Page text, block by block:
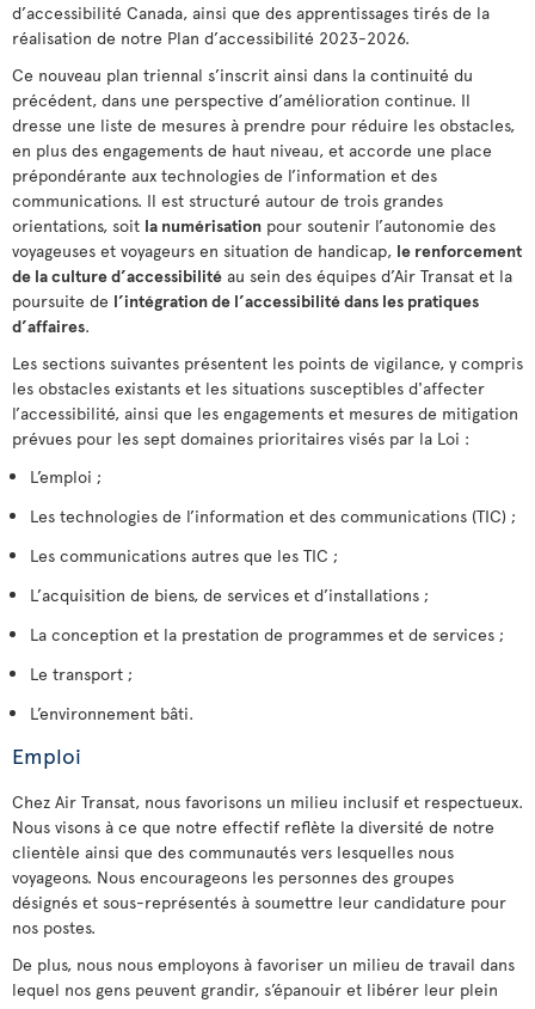
d’accessibilité Canada, ainsi que des apprentissages tirés de la
réalisation de notre Plan d’accessibilité 2023-2026.
Ce nouveau plan triennal s’inscrit ainsi dans la continuité du
précédent, dans une perspective d’amélioration continue. Il
dresse une liste de mesures à prendre pour réduire les obstacles,
en plus des engagements de haut niveau, et accorde une place
prépondérante aux technologies de l’information et des
communications. Il est structuré autour de trois grandes
orientations, soit la numérisation pour soutenir l’autonomie des
voyageuses et voyageurs en situation de handicap, le renforcement
de la culture d’accessibilité au sein des équipes d’Air Transat et la
poursuite de l’intégration de l’accessibilité dans les pratiques
d’affaires.
Les sections suivantes présentent les points de vigilance, y compris
les obstacles existants et les situations susceptibles d'affecter
l’accessibilité, ainsi que les engagements et mesures de mitigation
prévues pour les sept domaines prioritaires visés par la Loi :
L’emploi ;
Les technologies de l’information et des communications (TIC) ;
Les communications autres que les TIC ;
L’acquisition de biens, de services et d’installations ;
La conception et la prestation de programmes et de services ;
Le transport ;
L’environnement bâti.
Emploi
Chez Air Transat, nous favorisons un milieu inclusif et respectueux.
Nous visons à ce que notre effectif reflète la diversité de notre
clientèle ainsi que des communautés vers lesquelles nous
voyageons. Nous encourageons les personnes des groupes
désignés et sous-représentés à soumettre leur candidature pour
nos postes.
De plus, nous nous employons à favoriser un milieu de travail dans
lequel nos gens peuvent grandir, s’épanouir et libérer leur plein